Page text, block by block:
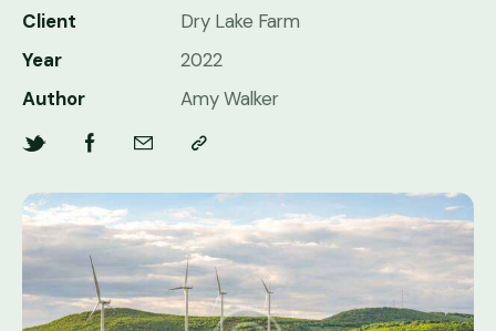
Client
Dry Lake Farm
Year
2022
Author
Amy Walker